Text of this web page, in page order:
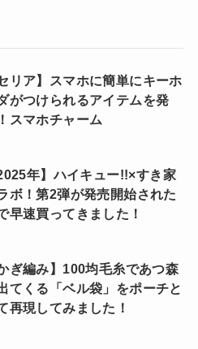
セリア】スマホに簡単にキーホ
がつけられるアイテムを発
スマホチャーム
2025年】ハイキュー!!×すき家
ボ！第2弾が発売開始された
早速買ってきました！
かぎ編み】100均毛糸であつ森
てくる「ベル袋」をポーチと
再現してみました！